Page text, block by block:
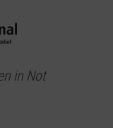
in Not